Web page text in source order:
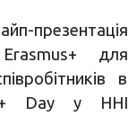
презентація
для
в
Day у ННІ